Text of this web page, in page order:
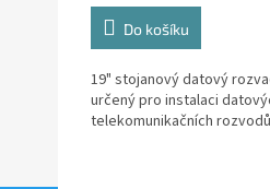
Do košíku
19" stojanový datový
určený pro instalaci
telekomunikačních